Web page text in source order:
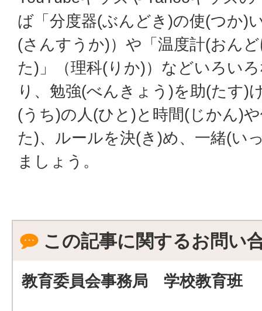
ば「分度器(ぶんどき)の使(つか)
(さんすうか)）や「温度計(おん
た)」（理科(りか)）などいろい
り、勉強(べんきょう)を助(たす)
(うち)の人(ひと)と時間(じかん)
た)、ルールを決(き)め、一緒(い
ましょう。
この記事に関するお問い
教育委員会事務局 学校教育班